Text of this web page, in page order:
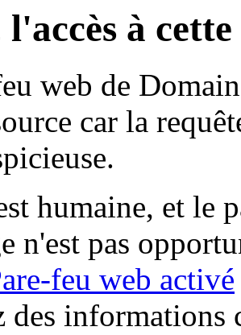
l'accès à
web de
car la
humaine, et le
n'est pas
feu web activé
des informations